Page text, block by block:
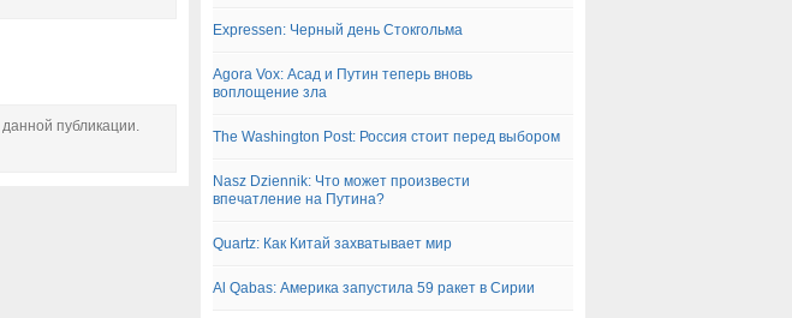
публикации.
Expressen: Черный день Стокгольма
Agora Vox: Асад и Путин теперь вновь
воплощение зла
The Washington Post: Россия стоит перед выбором
Nasz Dziennik: Что может произвести
впечатление на Путина?
Quartz: Как Китай захватывает мир
Al Qabas: Америка запустила 59 ракет в Сирии